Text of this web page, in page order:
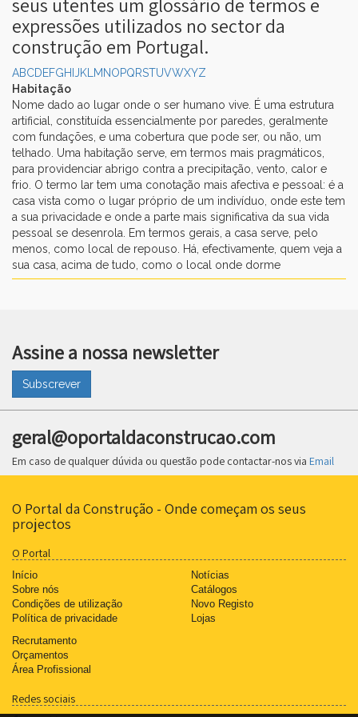
▼
expressões utilizados no sector da
construção em Portugal.
ABCDEFGH JK M NOPQRSTUVWXYZ
Habitação
Nome dado ao lugar onde o ser humano vive. É uma estrutura
artificial, constituída essencialmente por paredes, geralmente
com fundações, e uma cobertura que pode ser, ou não, um
telhado. Uma habitação serve, em termos mais pragmáticos,
para providenciar abrigo contra a precipitação, vento, calor e
frio. O termo lar tem uma conotação mais afectiva e pessoal: é a
casa vista como o lugar próprio de um indivíduo, onde este tem
a sua privacidade e onde a parte mais significativa da sua vida
pessoal se desenrola. Em termos gerais, a casa serve, pelo
menos, como local de repouso. Há, efectivamente, quem veja a
sua casa, acima de tudo, como o local onde dorme
Assine a nossa newsletter
Subscrever
geral@oportaldaconstrucao.com
Em caso de qualquer dúvida ou questão pode contactar-nos via Email
O Portal da Construção - Onde começam os seus
projectos
O Portal
Início
Sobre nós
Condições de utilização
Política de privacidade
Notícias
Catálogos
Novo Registo
Lojas
Recrutamento
Orçamentos
Área Profissional
Redes sociais